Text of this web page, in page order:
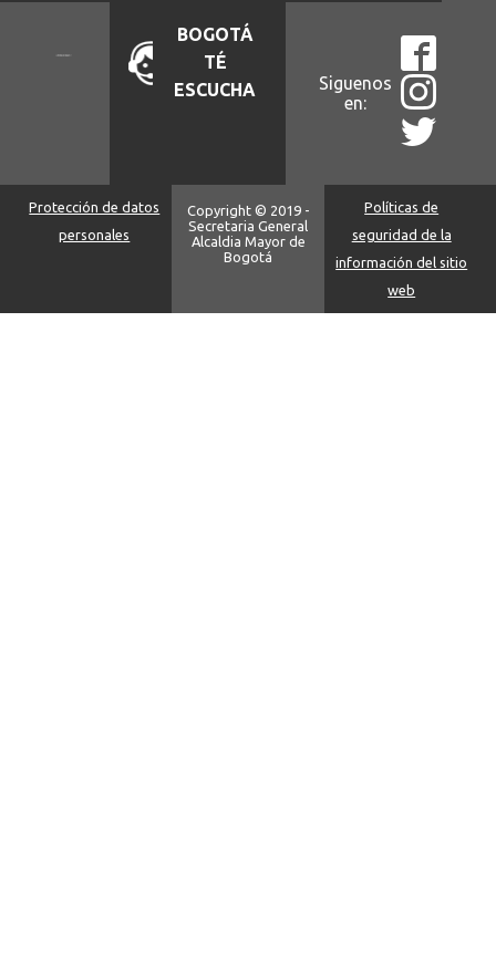
BOGOTÁ
TÉ
ESCUCHA
Siguenos
en:
Protección de datos
personales
Copyright © 2019 -
Secretaria General
Alcaldia Mayor de
Bogotá
Políticas de
seguridad de la
información del sitio
web